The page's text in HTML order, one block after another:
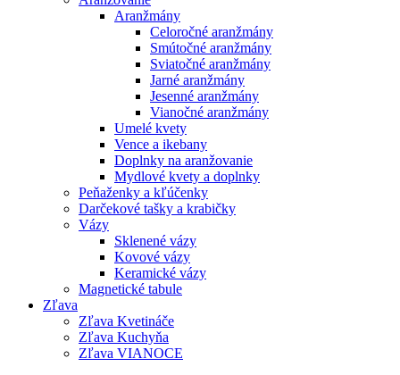
Aranžmány
Celoročné aranžmány
Smútočné aranžmány
Sviatočné aranžmány
Jarné aranžmány
Jesenné aranžmány
Vianočné aranžmány
Umelé kvety
Vence a ikebany
Doplnky na aranžovanie
Mydlové kvety a doplnky
Peňaženky a kľúčenky
Darčekové tašky a krabičky
Vázy
Sklenené vázy
Kovové vázy
Keramické vázy
Magnetické tabule
Zľava
Zľava Kvetináče
Zľava Kuchyňa
Zľava VIANOCE